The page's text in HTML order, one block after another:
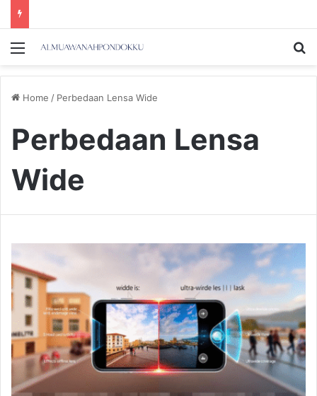
Menu
Home / Perbedaan Lensa Wide
Perbedaan Lensa
Wide